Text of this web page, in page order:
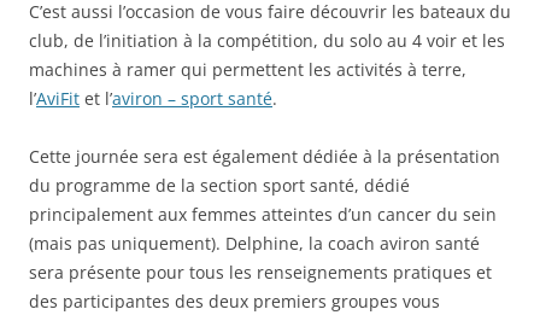
C’est aussi l’occasion de vous faire découvrir les bateaux du
club, de l’initiation à la compétition, du solo au 4 voir et les
machines à ramer qui permettent les activités à terre,
l’AviFit et l’aviron – sport santé.
Cette journée sera est également dédiée à la présentation
du programme de la section sport santé, dédié
principalement aux femmes atteintes d’un cancer du sein
(mais pas uniquement). Delphine, la coach aviron santé
sera présente pour tous les renseignements pratiques et
des participantes des deux premiers groupes vous